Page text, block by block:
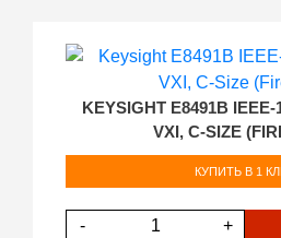
KEYSIGHT E8491B
VXI, C-SIZE
КУПИТЬ В 1
- +